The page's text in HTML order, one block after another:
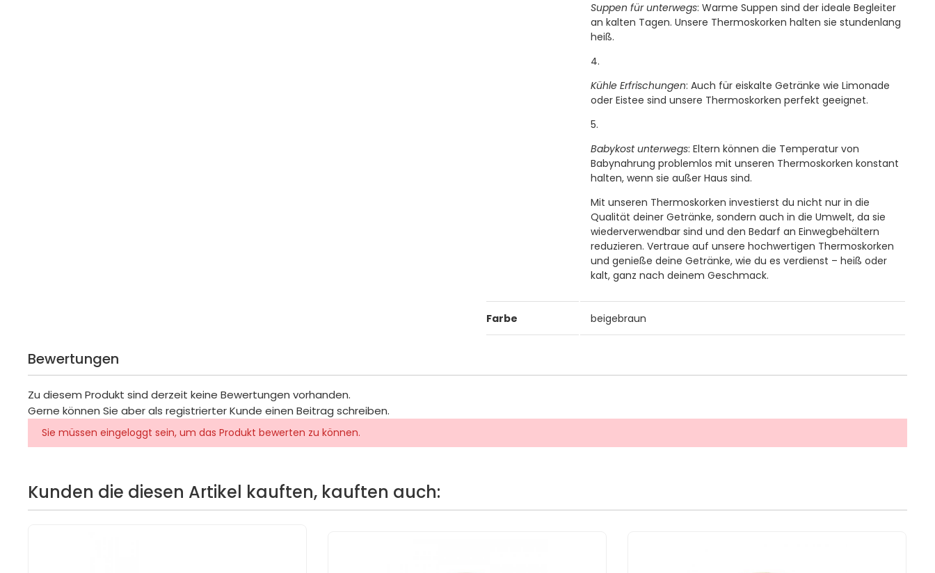
Suppen für unterwegs: Warme Suppen sind der ideale Begleiter
an kalten Tagen. Unsere Thermoskorken halten sie stundenlang
heiß.
Kühle Erfrischungen: Auch für eiskalte Getränke wie Limonade
oder Eistee sind unsere Thermoskorken perfekt geeignet.
Babykost unterwegs: Eltern können die Temperatur von
Babynahrung problemlos mit unseren Thermoskorken konstant
halten, wenn sie außer Haus sind.
Mit unseren Thermoskorken investierst du nicht nur in die
Qualität deiner Getränke, sondern auch in die Umwelt, da sie
wiederverwendbar sind und den Bedarf an Einwegbehältern
reduzieren. Vertraue auf unsere hochwertigen Thermoskorken
und genieße deine Getränke, wie du es verdienst – heiß oder
kalt, ganz nach deinem Geschmack.
Farbe beigebraun
Bewertungen
Zu diesem Produkt sind derzeit keine Bewertungen vorhanden.
Gerne können Sie aber als registrierter Kunde einen Beitrag schreiben.
Sie müssen eingeloggt sein, um das Produkt bewerten zu können.
Kunden die diesen Artikel kauften, kauften auch: